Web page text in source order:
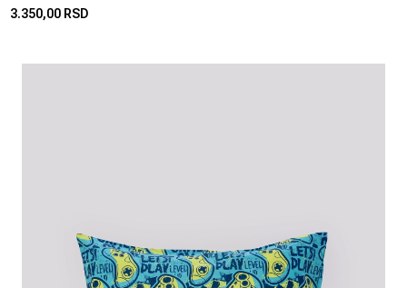
3.350,00 RSD